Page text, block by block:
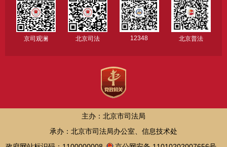
京司观澜 北京司法 12348 北京普法
主办：北京市司法局
承办：北京市司法局办公室、信息技术处